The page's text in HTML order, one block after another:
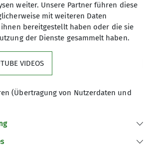
weiter. Unsere Partner führen diese
mit weiteren Daten
ihnen bereitgestellt haben oder die sie
der Dienste gesammelt haben.
VIDEOS
(Übertragung von Nutzerdaten und